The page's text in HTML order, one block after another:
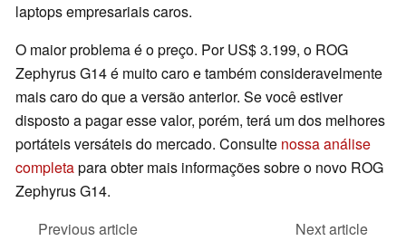
laptops empresariais caros.
O maior problema é o preço. Por US$ 3.199, o ROG
Zephyrus G14 é muito caro e também consideravelmente
mais caro do que a versão anterior. Se você estiver
disposto a pagar esse valor, porém, terá um dos melhores
portáteis versáteis do mercado. Consulte nossa análise
completapara obter mais informações sobre o novo ROG
Zephyrus G14.
Previous article
Next article